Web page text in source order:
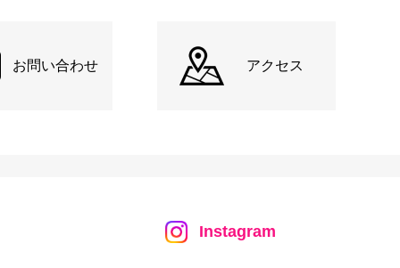
お問い合わせ アクセス
Instagram